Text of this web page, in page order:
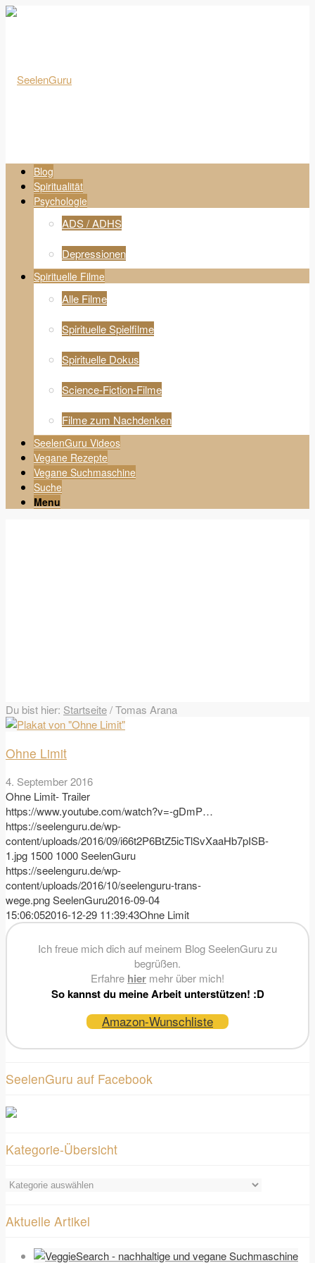
Blog
Spiritualität
Psychologie
ADS / ADHS
Depressionen
Spirituelle Filme
Alle Filme
Spirituelle Spielfilme
Spirituelle Dokus
Science-Fiction-Filme
Filme zum Nachdenken
SeelenGuru Videos
Vegane Rezepte
Vegane Suchmaschine
Suche
Menu
Du bist hier: Startseite/Tomas Arana
Ohne Limit
4. September 2016
Ohne Limit- Trailer
https://www.youtube.com/watch?v=-gDmP…
https://seelenguru.de/wp-
content/uploads/2016/09/i66t2P6BtZ5icTlSvXaaHb7pISB-
1.jpg 1500 1000SeelenGuru
https://seelenguru.de/wp-
content/uploads/2016/10/seelenguru-trans-
wege.pngSeelenGuru2016-09-04
15:06:052016-12-29 11:39:43Ohne Limit
Ich freue mich dich auf meinem Blog SeelenGuru zu
begrüßen.
Erfahre hier mehr über mich!
So kannst du meine Arbeit unterstützen! :D
Amazon-Wunschliste
SeelenGuru auf Facebook
Kategorie-Übersicht
Kategorie-
Aktuelle Artikel